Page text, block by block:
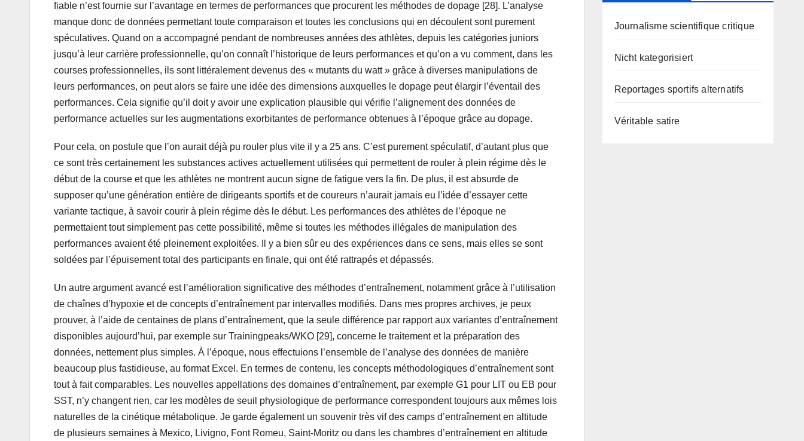
fiable n’est fournie sur l’avantage en termes de performances que procurent les méthodes de dopage [28]. L’analyse
manque donc de données permettant toute comparaison et toutes les conclusions qui en découlent sont purement
spéculatives. Quand on a accompagné pendant de nombreuses années des athlètes, depuis les catégories juniors
jusqu’à leur carrière professionnelle, qu’on connaît l’historique de leurs performances et qu’on a vu comment, dans les
courses professionnelles, ils sont littéralement devenus des « mutants du watt » grâce à diverses manipulations de
leurs performances, on peut alors se faire une idée des dimensions auxquelles le dopage peut élargir l’éventail des
performances. Cela signifie qu’il doit y avoir une explication plausible qui vérifie l’alignement des données de
performance actuelles sur les augmentations exorbitantes de performance obtenues à l’époque grâce au dopage.
Pour cela, on postule que l’on aurait déjà pu rouler plus vite il y a 25 ans. C’est purement spéculatif, d’autant plus que
ce sont très certainement les substances actives actuellement utilisées qui permettent de rouler à plein régime dès le
début de la course et que les athlètes ne montrent aucun signe de fatigue vers la fin. De plus, il est absurde de
supposer qu’une génération entière de dirigeants sportifs et de coureurs n’aurait jamais eu l’idée d’essayer cette
variante tactique, à savoir courir à plein régime dès le début. Les performances des athlètes de l’époque ne
permettaient tout simplement pas cette possibilité, même si toutes les méthodes illégales de manipulation des
performances avaient été pleinement exploitées. Il y a bien sûr eu des expériences dans ce sens, mais elles se sont
soldées par l’épuisement total des participants en finale, qui ont été rattrapés et dépassés.
Un autre argument avancé est l’amélioration significative des méthodes d’entraînement, notamment grâce à l’utilisation
de chaînes d’hypoxie et de concepts d’entraînement par intervalles modifiés. Dans mes propres archives, je peux
prouver, à l’aide de centaines de plans d’entraînement, que la seule différence par rapport aux variantes d’entraînement
disponibles aujourd’hui, par exemple sur Trainingpeaks/WKO [29], concerne le traitement et la préparation des
données, nettement plus simples. À l’époque, nous effectuions l’ensemble de l’analyse des données de manière
beaucoup plus fastidieuse, au format Excel. En termes de contenu, les concepts méthodologiques d’entraînement sont
tout à fait comparables. Les nouvelles appellations des domaines d’entraînement, par exemple G1 pour LIT ou EB pour
SST, n’y changent rien, car les modèles de seuil physiologique de performance correspondent toujours aux mêmes lois
naturelles de la cinétique métabolique. Je garde également un souvenir très vif des camps d’entraînement en altitude
de plusieurs semaines à Mexico, Livigno, Font Romeu, Saint-Moritz ou dans les chambres d’entraînement en altitude
Journalisme scientifique critique
Nicht kategorisiert
Reportages sportifs alternatifs
Véritable satire